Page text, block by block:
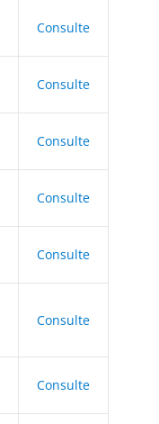
Consulte
Consulte
Consulte
Consulte
Consulte
Consulte
Consulte